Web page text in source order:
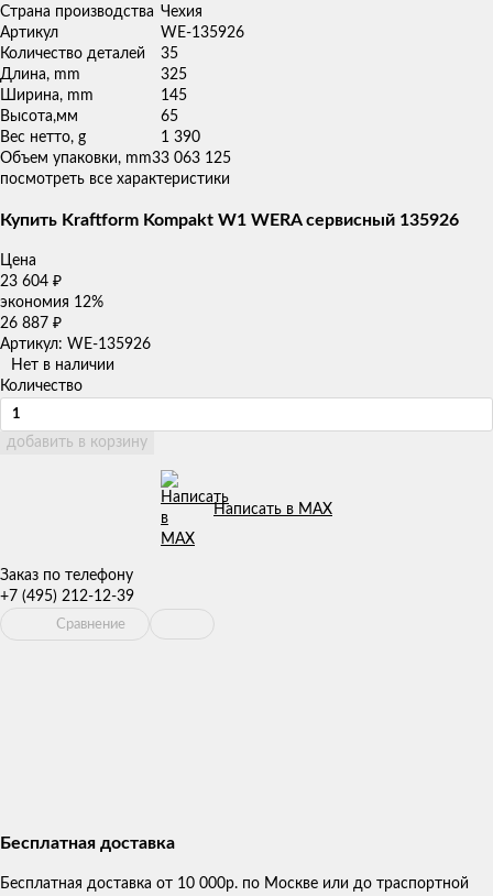
Страна производства Чехия
Артикул
WE-135926
Количество деталей
35
Длина, mm
325
Ширина, mm
145
Высота,мм
65
Вес нетто, g
1 390
Объем упаковки, mm33 063 125
посмотреть все характеристики
Купить Kraftform Kompakt W1 WERA сервисный 135926
Цена
23 604 ₽
экономия 12%
26 887 ₽
Артикул: WE-135926
Нет в наличии
Количество
добавить в корзину
Написать в MAX
Заказ по телефону
+7 (495) 212-12-39
Сравнение
Бесплатная доставка
Бесплатная доставка от 10 000р. по Москве или до траспортной